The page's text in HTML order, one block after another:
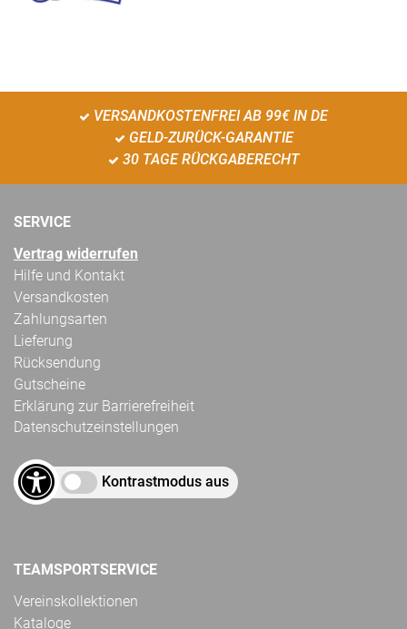
VERSANDKOSTENFREI AB 99€ IN DE
GELD-ZURÜCK-GARANTIE
30 TAGE RÜCKGABERECHT
SERVICE
Vertrag widerrufen
Hilfe und Kontakt
Versandkosten
Zahlungsarten
Lieferung
Rücksendung
Gutscheine
Erklärung zur Barrierefreiheit
Datenschutzeinstellungen
Kontrastmodus aus
TEAMSPORTSERVICE
Vereinskollektionen
Kataloge